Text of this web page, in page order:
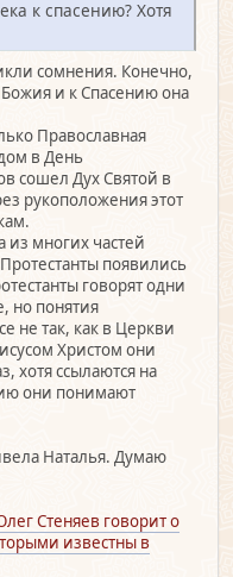
к спасению? Хотя
сомнения. Конечно,
и к Спасению она
Православная
в День
сошел Дух Святой в
рукоположения этот
из многих частей
появились
говорят одни
но понятия
не так, как в Церкви
Христом они
хотя ссылаются на
они понимают
Наталья. Думаю
Стеняев говорит о
известны в